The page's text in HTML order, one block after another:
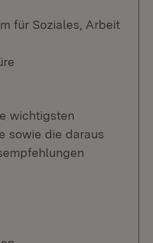
für Soziales, Arbeit
wichtigsten
sowie die daraus